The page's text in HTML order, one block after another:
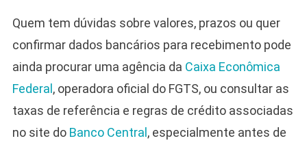
Quem tem dúvidas sobre valores, prazos ou quer
confirmar dados bancários para recebimento pode
ainda procurar uma agência da Caixa Econômica
Federal , operadora oficial do FGTS, ou consultar as
taxas de referência e regras de crédito associadas
no site do Banco Central , especialmente antes de